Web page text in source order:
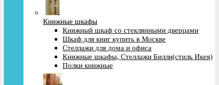
Книжные шкафы
Книжный шкаф со стеклянными дверцами
Шкаф для книг купить в Москве
Стеллажи для дома и офиса
Книжные шкафы, Стеллажи Билли(стиль Икея)
Полки книжные